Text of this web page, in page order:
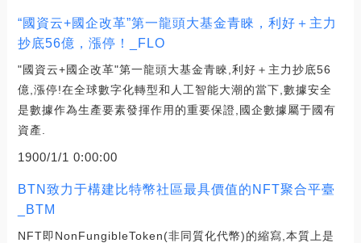
“國資云+國企改革”第一龍頭大基金青睞，利好＋主力
抄底56億，漲停！_FLO
"國資云+國企改革"第一龍頭大基金青睞,利好＋主力抄底56
億,漲停!在全球數字化轉型和人工智能大潮的當下,數據安全
是數據作為生產要素發揮作用的重要保證,國企數據屬于國有
資產.
1900/1/1 0:00:00
BTN致力于構建比特幣社區最具價值的NFT聚合平臺
_BTM
NFT即NonFungibleToken(非同質化代幣)的縮寫,本質上是